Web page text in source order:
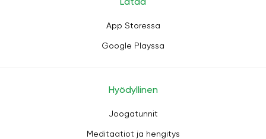
App Storessa
Google Playssa
Hyödyllinen
Joogatunnit
Meditaatiot ja hengitys